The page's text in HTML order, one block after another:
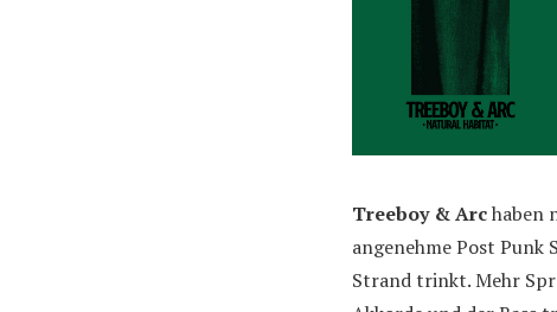
Treeboy & Archaben
angenehme Post Punk
Strand trinkt. Mehr